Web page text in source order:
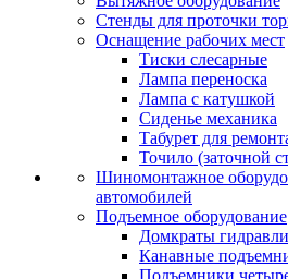
Стенды для проточки
Оснащение рабочих мест
Тиски слесарные
Лампа переноска
Лампа с катушкой
Сиденье механика
Табурет для
Точило (заточной
Шиномонтажное
автомобилей
Подъемное оборудование
Домкраты
Канавные
Подъемники